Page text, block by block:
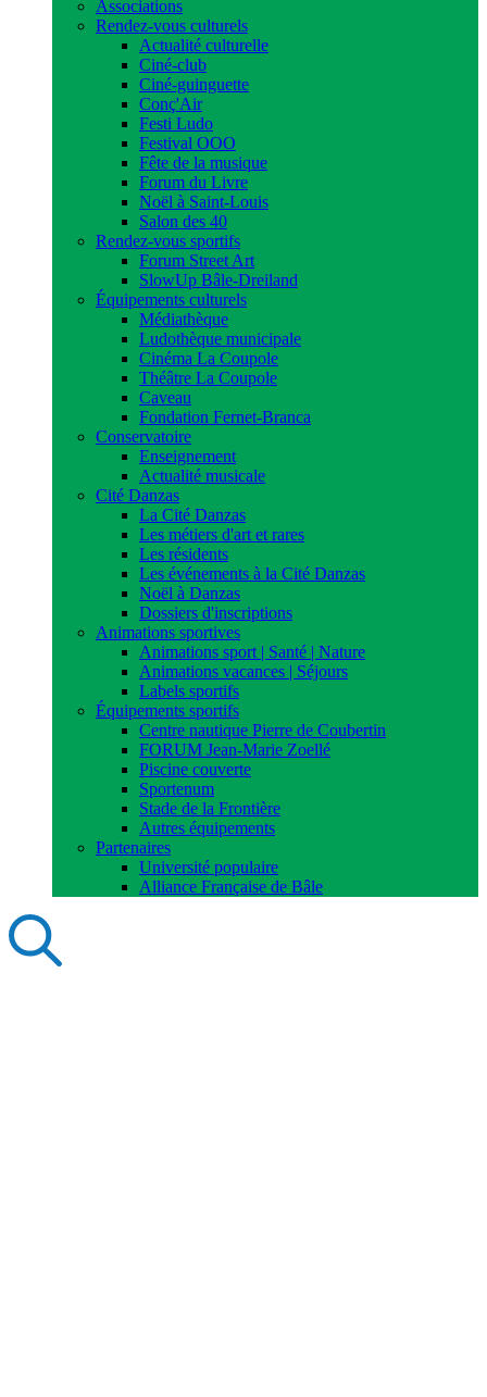
Associations
Rendez-vous culturels
Actualité culturelle
Ciné-club
Ciné-guinguette
Conç'Air
Festi Ludo
Festival OOO
Fête de la musique
Forum du Livre
Noël à Saint-Louis
Salon des 40
Rendez-vous sportifs
Forum Street Art
SlowUp Bâle-Dreiland
Équipements culturels
Médiathèque
Ludothèque municipale
Cinéma La Coupole
Théâtre La Coupole
Caveau
Fondation Fernet-Branca
Conservatoire
Enseignement
Actualité musicale
Cité Danzas
La Cité Danzas
Les métiers d'art et rares
Les résidents
Les événements à la Cité Danzas
Noël à Danzas
Dossiers d'inscriptions
Animations sportives
Animations sport | Santé | Nature
Animations vacances | Séjours
Labels sportifs
Équipements sportifs
Centre nautique Pierre de Coubertin
FORUM Jean-Marie Zoellé
Piscine couverte
Sportenum
Stade de la Frontière
Autres équipements
Partenaires
Université populaire
Alliance Française de Bâle